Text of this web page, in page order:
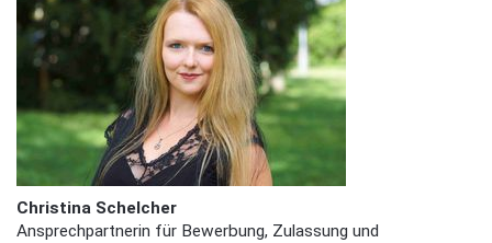
Christina Schelcher
Ansprechpartnerin für Bewerbung, Zulassung und